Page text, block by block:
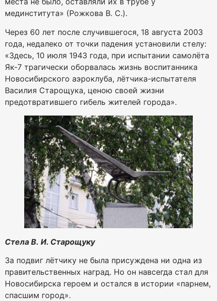
мединститута» (Рожкова В. С.).
Через 60 лет после случившегося, 18 августа 2003
года, недалеко от точки падения установили стелу:
«Здесь, 10 июля 1943 года, при испытании самолёта
Як-7 трагически оборвалась жизнь воспитанника
Новосибирского аэроклуба, лётчика-испытателя
Василия Старощука, ценою своей жизни
предотвратившего гибель жителей города».
Стела В. И. Старощуку
За подвиг лётчику не была присуждена ни одна из
правительственных наград. Но он навсегда стал для
Новосибирска героем и остался в истории «парнем,
спасшим город».